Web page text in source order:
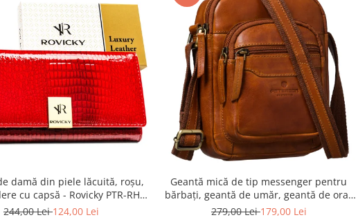
damă din piele lăcuită, roșu,
cu capsă - Rovicky PTR-RH-
22-1-RS RED
244,00 Lei124,00 Lei
Geantă mică de tip messenger pentru
bărbați, geantă de umăr, geantă de oraș
maro din piele naturală - Peterson
279,00 Lei179,00 Lei